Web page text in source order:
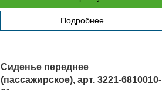
Подробнее
Сиденье переднее
(пассажирское), арт. 3221-6810010-